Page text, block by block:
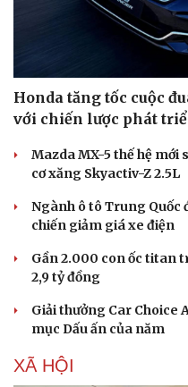
Doanh nghiệp
Thông tin doanh nghiệp
Doanh nghiệp 24h
Vì cộng đồng
Honda tăng tốc cuộc
với chiến lược phát
Mazda MX-5 thế hệ mới
cơ xăng Skyactiv-Z 2.5L
Ngành ô tô Trung Quốc
chiến giảm giá xe điện
Gần 2.000 con ốc titan
2,9 tỷ đồng
Giải thưởng Car Choice
mục Dấu ấn của năm
XÃ HỘI